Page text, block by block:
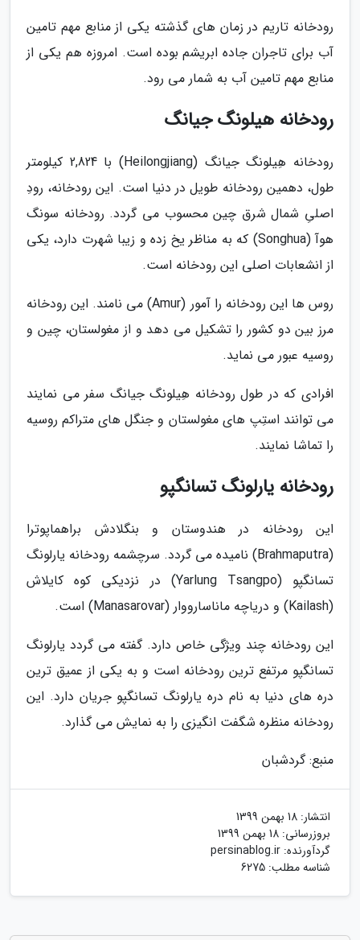
رودخانه تاریم در زمان های گذشته یکی از منابع مهم تامین
آب برای تاجران جاده ابریشم بوده است. امروزه هم یکی از
منابع مهم تامین آب به شمار می رود.
رودخانه هیلونگ جیانگ
رودخانه هِیلونگ جیانگ (Heilongjiang) با 2,824 کیلومتر
طول، دهمین رودخانه طویل در دنیا است. این رودخانه، رودِ
اصلیِ شمال شرق چین محسوب می گردد. رودخانه سونگ
هوآ (Songhua) که به مناظر یخ زده و زیبا شهرت دارد، یکی
از انشعابات اصلی این رودخانه است.
روس ها این رودخانه را آمور (Amur) می نامند. این رودخانه
مرز بین دو کشور را تشکیل می دهد و از مغولستان، چین و
روسیه عبور می نماید.
افرادی که در طول رودخانه هِیلونگ جیانگ سفر می نمایند
می توانند استِپ های مغولستان و جنگل های متراکم روسیه
را تماشا نمایند.
رودخانه یارلونگ تسانگپو
این رودخانه در هندوستان و بنگلادش براهماپوترا
(Brahmaputra) نامیده می گردد. سرچشمه رودخانه یارلونگ
تسانگپو (Yarlung Tsangpo) در نزدیکی کوه کایلاش
(Kailash) و دریاچه ماناسارووار (Manasarovar) است.
این رودخانه چند ویژگی خاص دارد. گفته می گردد یارلونگ
تسانگپو مرتفع ترین رودخانه است و به یکی از عمیق ترین
دره های دنیا به نام دره یارلونگ تسانگپو جریان دارد. این
رودخانه منظره شگفت انگیزی را به نمایش می گذارد.
منبع: گردشبان
انتشار: 18 بهمن 1399
بروزرسانی: 18 بهمن 1399
گردآورنده: persinablog.ir
شناسه مطلب: 6275